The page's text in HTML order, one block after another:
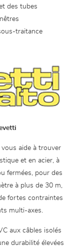
des tubes
traitance
aide à trouver
et en acier, à
fermées, pour des
à plus de 30 m,
fortes contraintes
multi-axes.
aux câbles isolés
durabilité élevées